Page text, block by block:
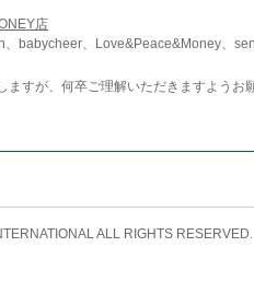
店
、babycheer、Love&Peace&Money、
すが、何卒ご理解いただきますようお